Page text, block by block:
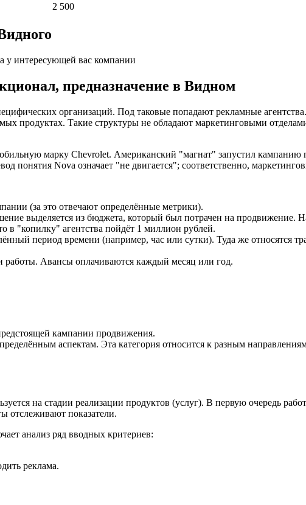
2 500
у интересующей вас компании
предназначение в Видном
организаций. Под таковые попадают рекламные
продуктах. Такие структуры не обладают маркетинговыми
марку Chevrolet. Американский "магнат" запустил
понятия Nova означает "не двигается"; соответственно,
(за это отвечают определённые метрики).
выделяется из бюджета, который был потрачен на продвижение.
в "копилку" агентства пойдёт 1 миллион рублей.
период времени (например, час или сутки). Туда же относятся
работы. Авансы оплачиваются каждый месяц или год.
кампании продвижения.
аспектам. Эта категория относится к разным
на стадии реализации продуктов (услуг). В первую очередь
отслеживают показатели.
анализ ряд вводных критериев:
реклама.